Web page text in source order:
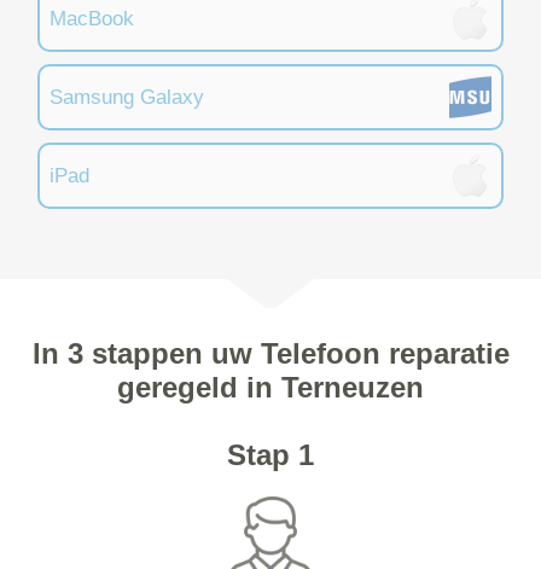
MacBook
Samsung Galaxy
iPad
In 3 stappen uw Telefoon reparatie
geregeld in Terneuzen
Stap 1